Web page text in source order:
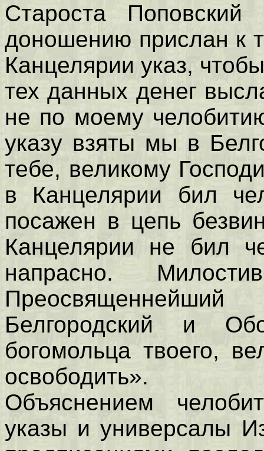
Староста
доношению прислан к
Канцелярии указ,
тех данных денег
не по моему
указу взяты мы в
тебе, великому
в Канцелярии бил
посажен в цепь
Канцелярии не бил
напрасно.
Белгородский и
богомольца твоего,
освободить».
Объяснением
указы и универсалы